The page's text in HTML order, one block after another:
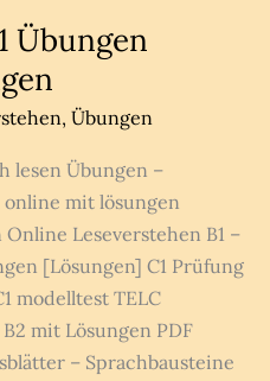
Übungen
, Übungen
lesen Übungen –
online mit lösungen
Leseverstehen B1 –
[Lösungen] C1 Prüfung
modelltest TELC
mit Lösungen PDF
– Sprachbausteine